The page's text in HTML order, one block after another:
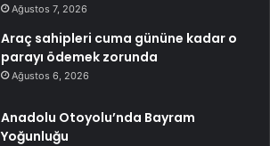
Ağustos 7, 2026
Araç sahipleri cuma gününe kadar o
parayı ödemek zorunda
Ağustos 6, 2026
Anadolu Otoyolu’nda Bayram
Yoğunluğu